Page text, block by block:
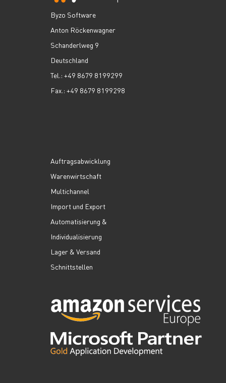
Byzo Software
Anton Röckenwagner
Schanderlweg 9
Deutschland
Tel.: +49 8679 8199299
Fax.: +49 8679 8199298
Auftragsabwicklung
Warenwirtschaft
Multichannel
Import und Export
Automatisierung &
Individualisierung
Lager & Versand
Schnittstellen